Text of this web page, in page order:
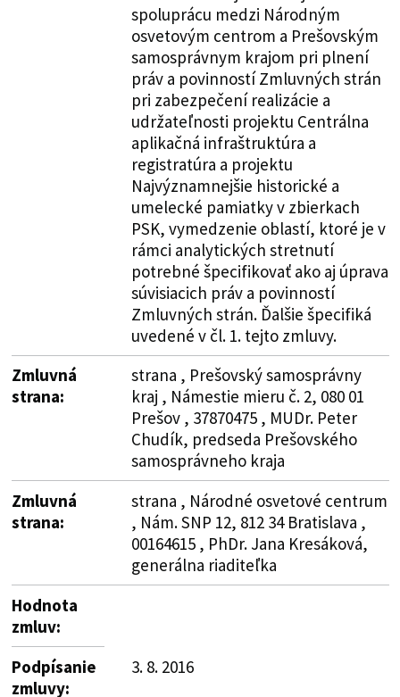
spoluprácu medzi Národným
osvetovým centrom a Prešovským
samosprávnym krajom pri plnení
práv a povinností Zmluvných strán
pri zabezpečení realizácie a
udržateľnosti projektu Centrálna
aplikačná infraštruktúra a
registratúra a projektu
Najvýznamnejšie historické a
umelecké pamiatky v zbierkach
PSK, vymedzenie oblastí, ktoré je v
rámci analytických stretnutí
potrebné špecifikovať ako aj úprava
súvisiacich práv a povinností
Zmluvných strán. Ďalšie špecifiká
uvedené v čl. 1. tejto zmluvy.
Zmluvná
strana:
strana , Prešovský samosprávny
kraj , Námestie mieru č. 2, 080 01
Prešov , 37870475 , MUDr. Peter
Chudík, predseda Prešovského
samosprávneho kraja
Zmluvná
strana:
strana , Národné osvetové centrum
, Nám. SNP 12, 812 34 Bratislava ,
00164615 , PhDr. Jana Kresáková,
generálna riaditeľka
Hodnota
zmluv:
Podpísanie
zmluvy:
3. 8. 2016